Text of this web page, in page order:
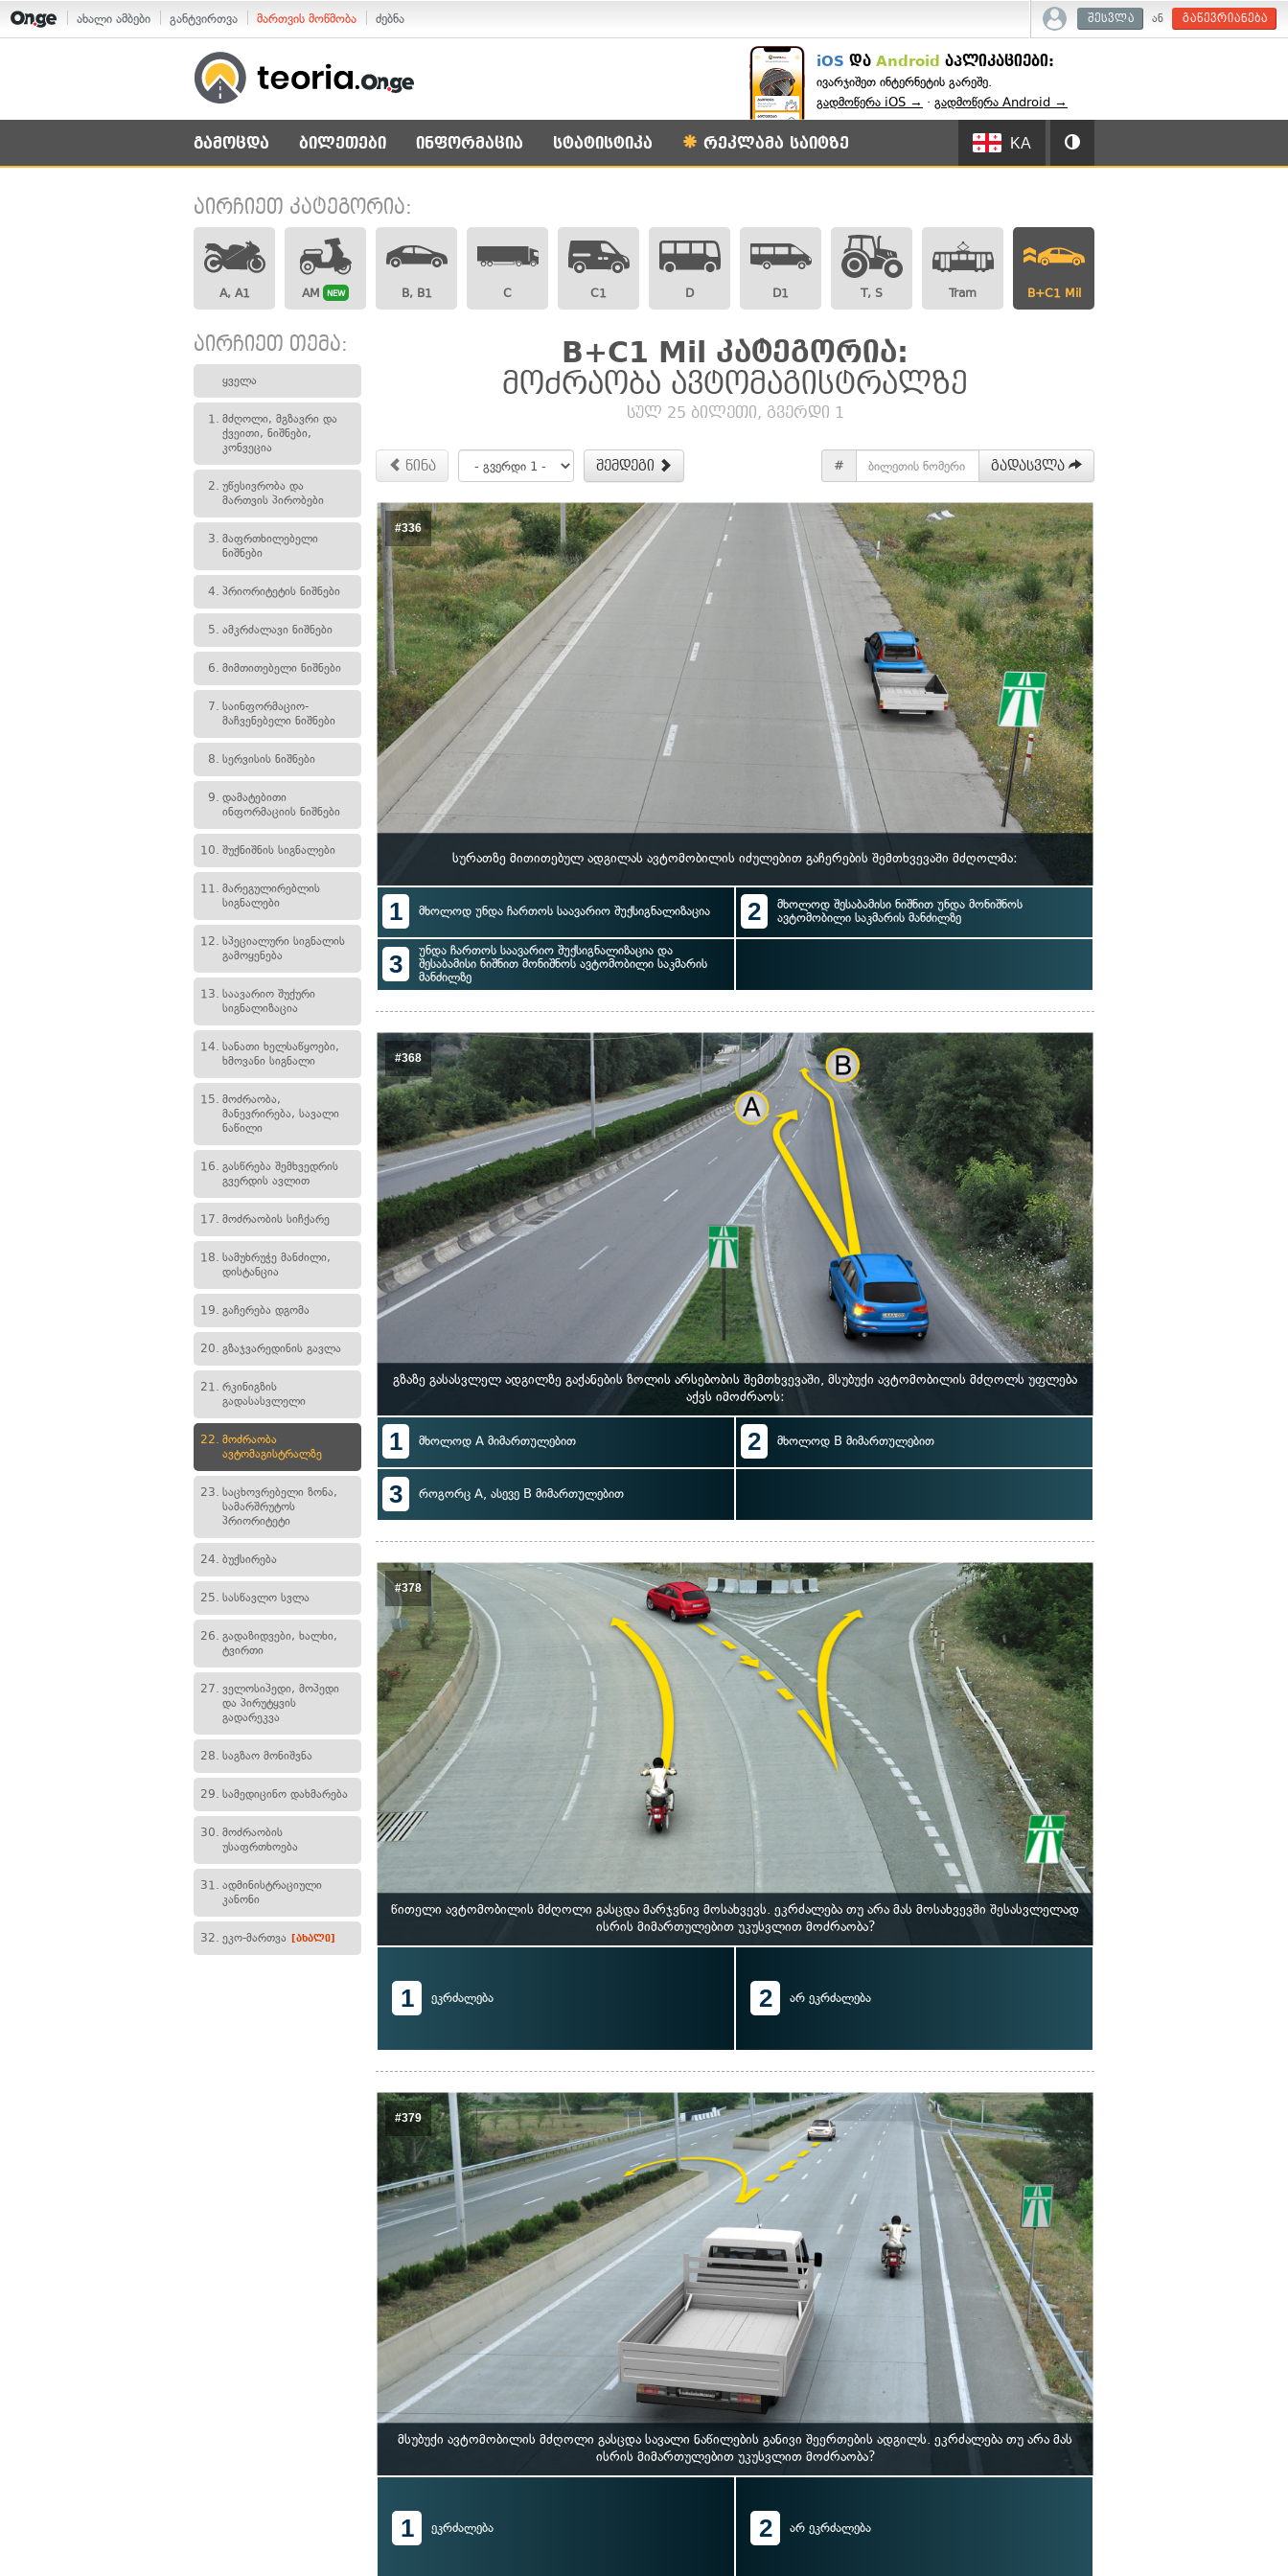
ახალი ამბები განტვირთვა მართვის მოწმობა ძებნა შესვლა ან გაწევრიანება
iOS და Android აპლიკაციები:
ივარჯიშეთ ინტერნეტის გარეშე.
გადმოწერა iOS → · გადმოწერა Android →
გამოცდა ბილეთები ინფორმაცია სტატისტიკა რეკლამა საიტზე KA
აირჩიეთ კატეგორია:
A, A1 AM NEW B, B1 C C1 D D1 T, S Tram B+C1 Mil
აირჩიეთ თემა:
ყველა
1. მძღოლი, მგზავრი და
ქვეითი, ნიშნები,
კონვეცია
2. უწესივრობა და
მართვის პირობები
3. მაფრთხილებელი
ნიშნები
4. პრიორიტეტის ნიშნები
5. ამკრძალავი ნიშნები
6. მიმთითებელი ნიშნები
7. საინფორმაციო-
მაჩვენებელი ნიშნები
8. სერვისის ნიშნები
9. დამატებითი
ინფორმაციის ნიშნები
10. შუქნიშნის სიგნალები
11. მარეგულირებლის
სიგნალები
12. სპეციალური სიგნალის
გამოყენება
13. საავარიო შუქური
სიგნალიზაცია
14. სანათი ხელსაწყოები,
ხმოვანი სიგნალი
15. მოძრაობა,
მანევრირება, სავალი
ნაწილი
16. გასწრება შემხვედრის
გვერდის ავლით
17. მოძრაობის სიჩქარე
18. სამუხრუჭე მანძილი,
დისტანცია
19. გაჩერება დგომა
20. გზაჯვარედინის გავლა
21. რკინიგზის
გადასასვლელი
22. მოძრაობა
ავტომაგისტრალზე
23. საცხოვრებელი ზონა,
სამარშრუტოს
პრიორიტეტი
24. ბუქსირება
25. სასწავლო სვლა
26. გადაზიდვები, ხალხი,
ტვირთი
27. ველოსიპედი, მოპედი
და პირუტყვის
გადარეკვა
28. საგზაო მონიშვნა
29. სამედიცინო დახმარება
30. მოძრაობის
უსაფრთხოება
31. ადმინისტრაციული
კანონი
32. ეკო-მართვა [ახალი]
B+C1 Mil კატეგორია:
მოძრაობა ავტომაგისტრალზე
სულ 25 ბილეთი, გვერდი 1
წინა შემდეგი # გადასვლა
#336
სურათზე მითითებულ ადგილას ავტომობილის იძულებით გაჩერების შემთხვევაში მძღოლმა:
1 მხოლოდ უნდა ჩართოს საავარიო შუქსიგნალიზაცია 2
მხოლოდ შესაბამისი ნიშნით უნდა მონიშნოს
ავტომობილი საკმარის მანძილზე
3
უნდა ჩართოს საავარიო შუქსიგნალიზაცია და
შესაბამისი ნიშნით მონიშნოს ავტომობილი საკმარის
მანძილზე
#368
გზაზე გასასვლელ ადგილზე გაქანების ზოლის არსებობის შემთხვევაში, მსუბუქი ავტომობილის მძღოლს უფლება
აქვს იმოძრაოს:
1 მხოლოდ A მიმართულებით 2 მხოლოდ B მიმართულებით
3 როგორც A, ასევე B მიმართულებით
#378
წითელი ავტომობილის მძღოლი გასცდა მარჯვნივ მოსახვევს. ეკრძალება თუ არა მას მოსახვევში შესასვლელად
ისრის მიმართულებით უკუსვლით მოძრაობა?
1 ეკრძალება 2 არ ეკრძალება
#379
მსუბუქი ავტომობილის მძღოლი გასცდა სავალი ნაწილების განივი შეერთების ადგილს. ეკრძალება თუ არა მას
ისრის მიმართულებით უკუსვლით მოძრაობა?
1 ეკრძალება 2 არ ეკრძალება